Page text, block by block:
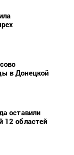
в Донецкой
оставили
12 областей